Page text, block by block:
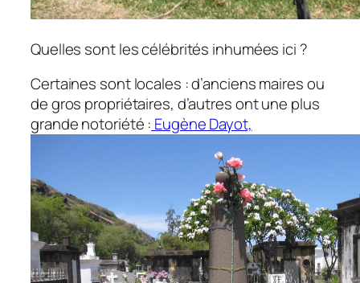
Quelles sont les célébrités inhumées ici ?
Certaines sont locales : d’anciens maires ou
de gros propriétaires, d’autres ont une plus
grande notoriété : Eugène Dayot,